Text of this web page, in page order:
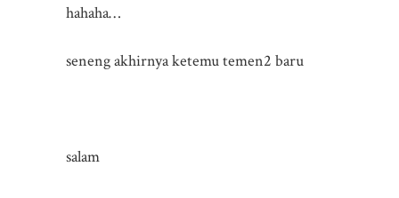
hahaha…
seneng akhirnya ketemu temen2 baru
salam